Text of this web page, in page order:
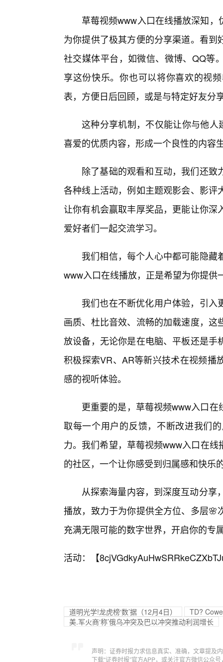
草莓视频www入口在线播放深知
为你提供了极其方便的分享渠道。看
社交媒体平台，如微信、微博、QQ等
享这份快乐。你也可以将你喜欢的视
表，方便日后回顾，或是与特定好友分
这种分享机制，不仅能让你与他人
喜爱的优质内容，形成一个良性的内容
除了基础的观看和互动，我们还
各种线上活动，例如主题观影会、影
让你有机会赢取丰厚奖品，更能让你
爱好者们一起交流学习。
我们相信，每个人心中都可能隐
www入口在线播放，正是希望为你提
我们也在不断优化用户体验，引
画质、杜比音效、流畅的加载速度，
放设备，无论你是在电脑、平板还是
积极探索VR、AR等新兴技术在视频播
感的视听体验。
更重要的是，草莓视频www入口
取每一个用户的反馈，不断改进我们
力。我们希望，草莓视频www入口在
的社区，一个让你感受到归属感和快乐
从探索海量内容，到深度互动分享
播放，致力于为你提供全方位、多层
充满无限可能的数字世界，开启你的专
活动：【
道明光学!龙虎榜‘数’据（12月4日）
TD?
美.军火商‘称’俄乌冲突及巴以冲突推动利润增长
声明：证券时报力求信息真实、准确，文章提及
下载“证券时报”官方APP，或关注官方微信公众